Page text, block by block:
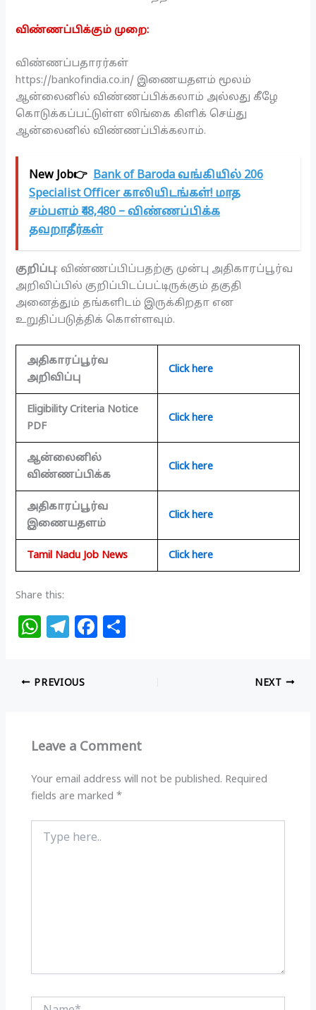
விண்ணப்பிக்கும் முறை:
விண்ணப்பதாரர்கள்
https://bankofindia.co.in/ இணையதளம் மூலம்
ஆன்லைனில் விண்ணப்பிக்கலாம் அல்லது கீழே
கொடுக்கப்பட்டுள்ள லிங்கை கிளிக் செய்து
ஆன்லைனில் விண்ணப்பிக்கலாம்.
New Job👉 Bank of Baroda வங்கியில் 206
Specialist Officer காலியிடங்கள்! மாத
சம்பளம் ₹48,480 – விண்ணப்பிக்க
தவறாதீர்கள்
குறிப்பு: விண்ணப்பிப்பதற்கு முன்பு அதிகாரப்பூர்வ
அறிவிப்பில் குறிப்பிடப்பட்டிருக்கும் தகுதி
அனைத்தும் தங்களிடம் இருக்கிறதா என
உறுதிப்படுத்திக் கொள்ளவும்.
அதிகாரப்பூர்வ
அறிவிப்பு
Click here
Eligibility Criteria Notice
PDF
Click here
ஆன்லைனில்
விண்ணப்பிக்க
Click here
அதிகாரப்பூர்வ
இணையதளம்
Click here
Tamil Nadu Job News Click here
Share this:
W
at
s
p
T
e
g
m
F
o
k
PREVIOUS NEXT
Leave a Comment
Your email address will not be published. Required
fields are marked*
here..
Name*